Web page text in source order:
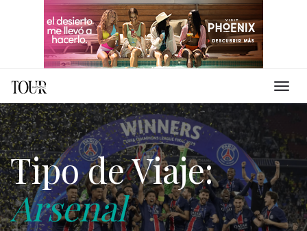
Tipo de Viaje:
Arsenal